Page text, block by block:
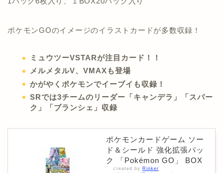
ポケモンGOのイメージのイラストカードが多数収録！
ミュウツーVSTARが注目カード！！
メルメタルV、VMAXも登場
かがやくポケモンでイーブイも収録！
SRでは3チームのリーダー「キャンデラ」「スパー
ク」「ブランシェ」収録
ポケモンカードゲーム ソー
ド＆シールド 強化拡張パッ
ク 「Pokémon GO」 BOX
created by Rinker